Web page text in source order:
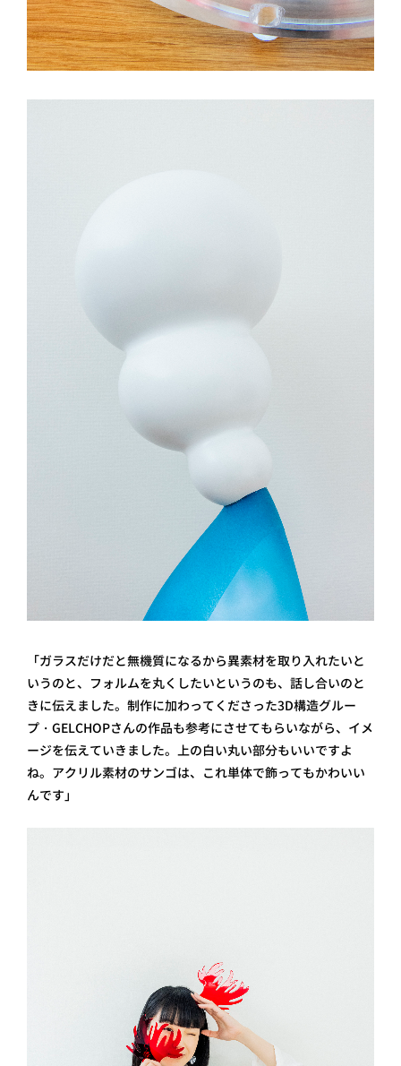
「ガラスだけだと無機質になるから異素材を取り入れたいと
いうのと、フォルムを丸くしたいというのも、話し合いのと
きに伝えました。制作に加わってくださった3D構造グルー
プ・GELCHOPさんの作品も参考にさせてもらいながら、イメ
ージを伝えていきました。上の白い丸い部分もいいですよ
ね。アクリル素材のサンゴは、これ単体で飾ってもかわいい
んです」